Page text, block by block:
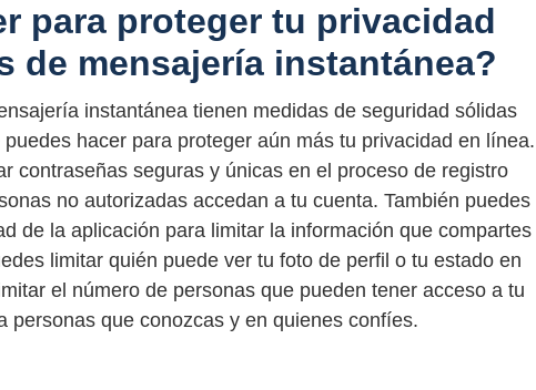
para proteger tu privacidad
de mensajería instantánea?
instantánea tienen medidas de seguridad sólidas
hacer para proteger aún más tu privacidad en línea.
contraseñas seguras y únicas en el proceso de registro
no autorizadas accedan a tu cuenta. También puedes
de la aplicación para limitar la información que compartes
limitar quién puede ver tu foto de perfil o tu estado en
el número de personas que pueden tener acceso a tu
personas que conozcas y en quienes confíes.